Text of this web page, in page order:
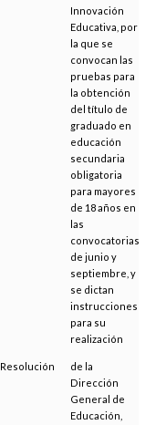
Innovación
Educativa, por
la que se
convocan las
pruebas para
la obtención
del título de
graduado en
educación
secundaria
obligatoria
para mayores
de 18 años en
las
convocatorias
de junio y
septiembre, y
se dictan
instrucciones
para su
realización
Resolución
de la
Dirección
General de
Educación,